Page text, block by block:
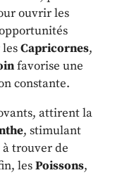
ouvrir les
Capricornes,
favorise une
constante.
attirent la
, stimulant
trouver de
lesPoissons,